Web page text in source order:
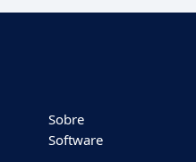
Sobre
Software